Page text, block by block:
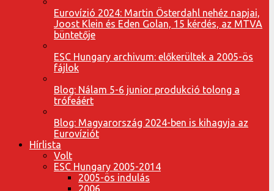
Eurovízió 2024: Martin Österdahl nehéz napjai,
Joost Klein és Eden Golan, 15 kérdés, az MTVA
büntetője
ESC Hungary archivum: előkerültek a 2005-ös
fájlok
Blog: Nálam 5-6 junior produkció tolong a
trófeáért
Blog: Magyarország 2024-ben is kihagyja az
Eurovíziót
Hírlista
Volt
ESC Hungary 2005-2014
2005-ös indulás
2006